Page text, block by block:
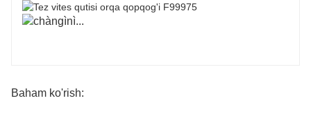
Baham ko'rish: